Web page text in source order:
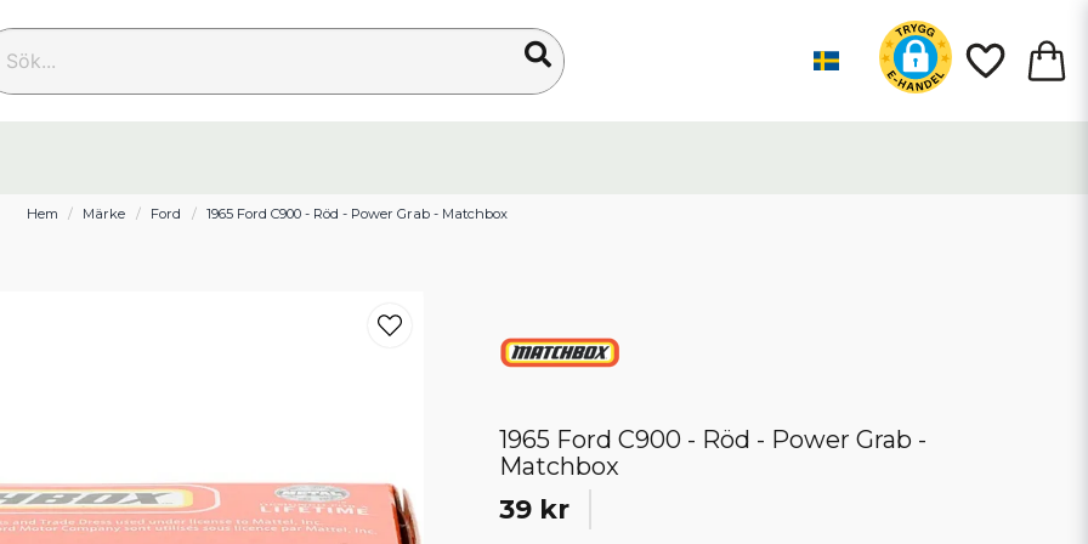
Hem Märke Ford 1965 Ford C900 - Röd - Power Grab - Matchbox
1965 Ford C900 - Röd - Power Grab -
Matchbox
39 kr